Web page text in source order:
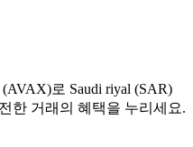
(AVAX)로 Saudi riyal (SAR)
한 거래의 혜택을 누리세요.